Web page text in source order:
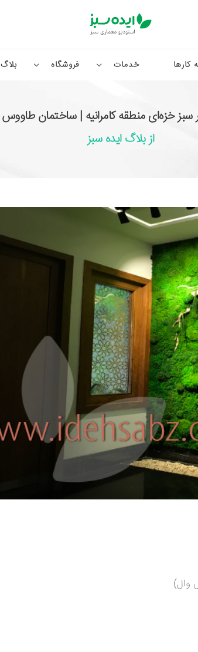
کارها خدمات فروشگاه بلاگ
سبز خزه‌ای منطقه کامرانیه | ساختمان طاووس
از بلاگ ایده سبز
وال)